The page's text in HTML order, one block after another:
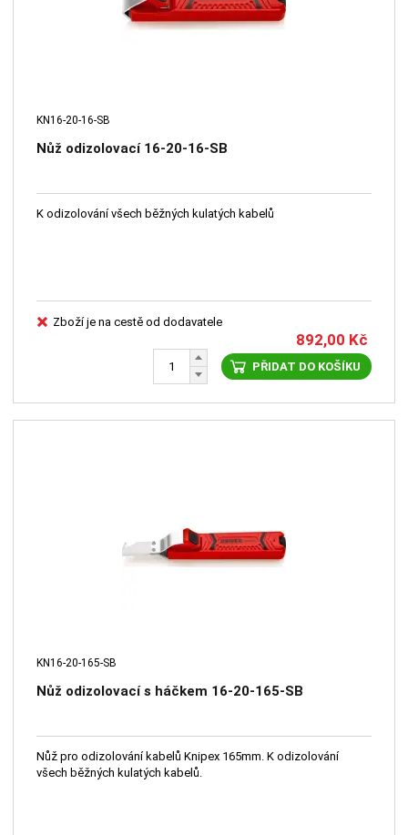
KN16-20-16-SB
Nůž odizolovací 16-20-16-SB
K odizolování všech běžných kulatých kabelů
Zboží je na cestě od dodavatele
892,00 Kč
PŘIDAT DO KOŠÍKU
KN16-20-165-SB
Nůž odizolovací s háčkem 16-20-165-SB
Nůž pro odizolování kabelů Knipex 165mm. K odizolování
všech běžných kulatých kabelů.